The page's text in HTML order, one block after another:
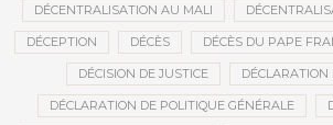
DÉCENTRALISATION AU MALI
DÉCEPTION DÉCÈS DÉCÈS DU PAPE
DÉCISION DE JUSTICE
DÉCLARATION DE POLITIQUE GÉNÉRALE